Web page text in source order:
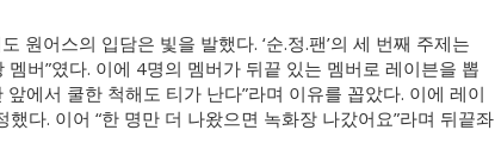
원어스의 입담은 빛을 발했다. ‘순.정.팬’의 세 번째 주제는
버”였다. 이에 4명의 멤버가 뒤끝 있는 멤버로 레이븐을 뽑
에서 쿨한 척해도 티가 난다”라며 이유를 꼽았다. 이에 레이
다. 이어 “한 명만 더 나왔으면 녹화장 나갔어요”라며 뒤끝좌